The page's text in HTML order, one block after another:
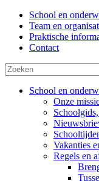
School en
Team en
Praktische
Contact
School en
Onze
Vakanties
Regels en